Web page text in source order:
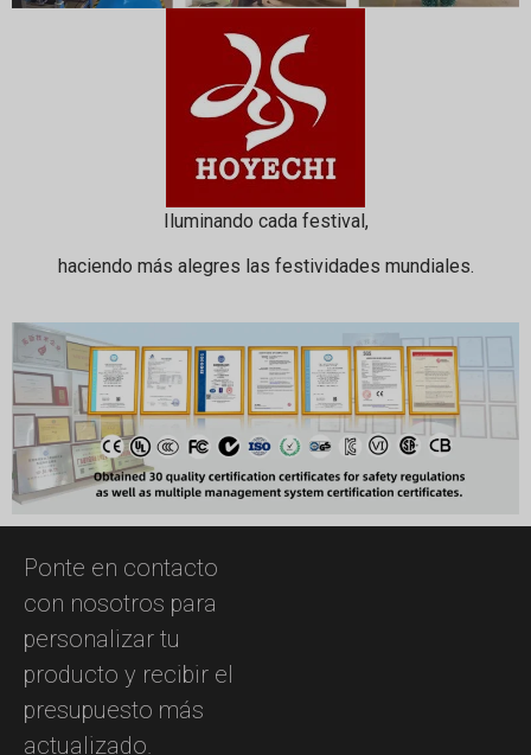
Iluminando cada festival,
haciendo más alegres las festividades mundiales.
Ponte en contacto
con nosotros para
personalizar tu
producto y recibir el
presupuesto más
actualizado.